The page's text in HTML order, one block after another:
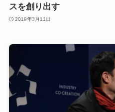
スを創り出す
2019年3月11日